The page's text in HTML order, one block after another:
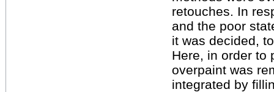
retouches. In
and the poor
it was decided,
Here, in order to
overpaint was
integrated by